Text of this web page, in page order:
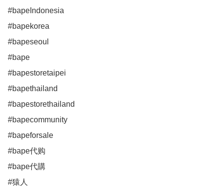
#bapeIndonesia
#bapekorea
#bapeseoul
#bape
#bapestoretaipei
#bapethailand
#bapestorethailand
#bapecommunity
#bapeforsale
#bape代购
#bape代購
#猿人